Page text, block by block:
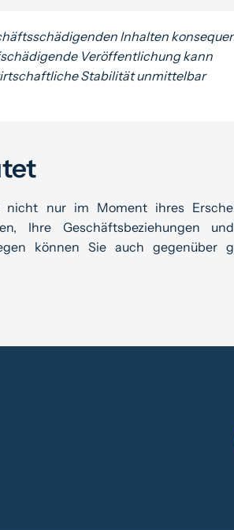
Inhalten
Veröffentlichung kann
Stabilität unmittelbar
nicht nur im Moment ihres
Ihre Geschäftsbeziehungen
können Sie auch gegenüber